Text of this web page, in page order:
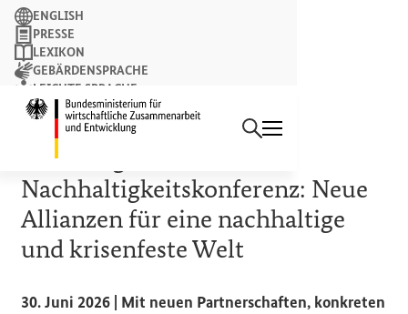
Suchbegriff
Suchen
ENGLISH
PRESSE
LEXIKON
GEBÄRDENSPRACHE
LEICHTE SPRACHE
NEWSLETTER
PRESSEMITTEILUNG
Hamburger
Nachhaltigkeitskonferenz: Neue
Allianzen für eine nachhaltige
und krisenfeste Welt
30. Juni 2026 | Mit neuen Partnerschaften, konkreten